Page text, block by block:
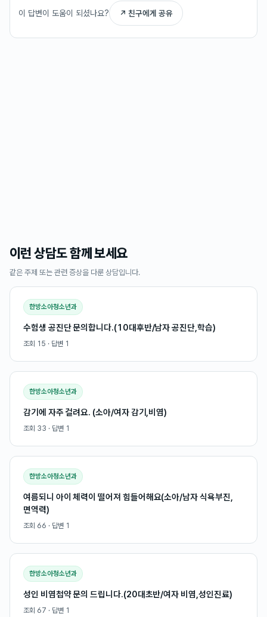
이 답변이 도움이 되셨나요? ↗ 친구에게 공유
이런 상담도 함께 보세요
같은 주제 또는 관련 증상을 다룬 상담입니다.
한방소아청소년과
수험생 공진단 문의합니다.(10대후반/남자 공진단,학습)
조회 15 · 답변 1
한방소아청소년과
감기에 자주 걸려요. (소아/여자 감기,비염)
조회 33 · 답변 1
한방소아청소년과
여름되니 아이 체력이 떨어져 힘들어해요(소아/남자 식욕부진,
면역력)
조회 66 · 답변 1
한방소아청소년과
성인 비염첩약 문의 드립니다.(20대초반/여자 비염,성인진료)
조회 67 · 답변 1